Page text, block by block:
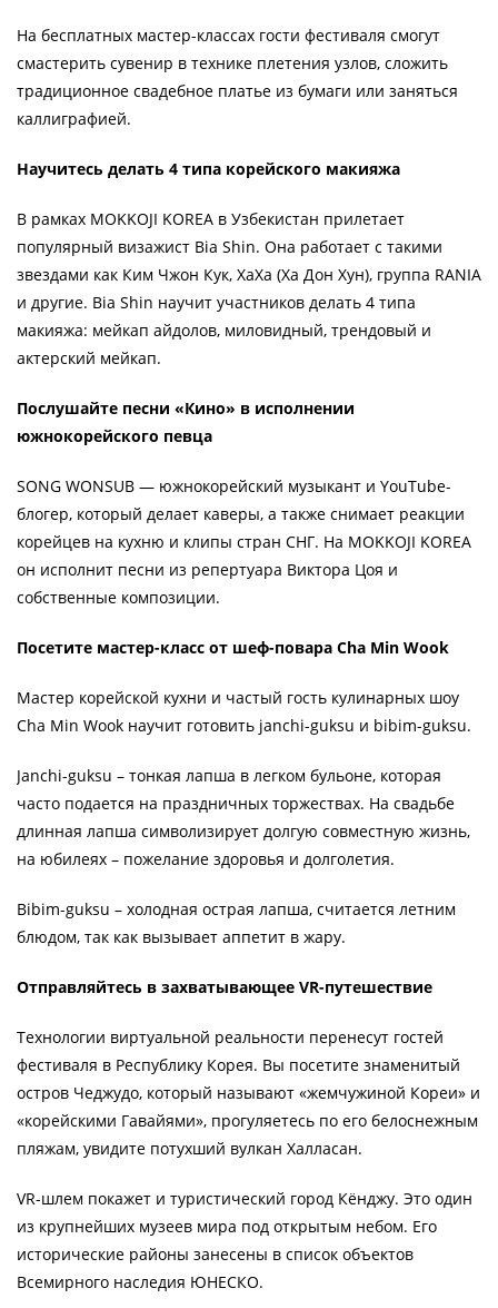
На бесплатных мастер-классах гости фестиваля смогут
смастерить сувенир в технике плетения узлов, сложить
традиционное свадебное платье из бумаги или заняться
каллиграфией.
Научитесь делать 4 типа корейского макияжа
В рамках MOKKOJI KOREA в Узбекистан прилетает
популярный визажист Bia Shin. Она работает с такими
звездами как Ким Чжон Кук, ХаХа (Ха Дон Хун), группа RANIA
и другие. Bia Shin научит участников делать 4 типа
макияжа: мейкап айдолов, миловидный, трендовый и
актерский мейкап.
Послушайте песни «Кино» в исполнении
южнокорейского певца
SONG WONSUB — южнокорейский музыкант и YouTube-
блогер, который делает каверы, а также снимает реакции
корейцев на кухню и клипы стран СНГ. На MOKKOJI KOREA
он исполнит песни из репертуара Виктора Цоя и
собственные композиции.
Посетите мастер-класс от шеф-повара Cha Min Wook
Мастер корейской кухни и частый гость кулинарных шоу
Cha Min Wook научит готовить janchi-guksu и bibim-guksu.
Janchi-guksu – тонкая лапша в легком бульоне, которая
часто подается на праздничных торжествах. На свадьбе
длинная лапша символизирует долгую совместную жизнь,
на юбилеях – пожелание здоровья и долголетия.
Bibim-guksu – холодная острая лапша, считается летним
блюдом, так как вызывает аппетит в жару.
Отправляйтесь в захватывающее VR-путешествие
Технологии виртуальной реальности перенесут гостей
фестиваля в Республику Корея. Вы посетите знаменитый
остров Чеджудо, который называют «жемчужиной Кореи» и
«корейскими Гавайями», прогуляетесь по его белоснежным
пляжам, увидите потухший вулкан Халласан.
VR-шлем покажет и туристический город Кёнджу. Это один
из крупнейших музеев мира под открытым небом. Его
исторические районы занесены в список объектов
Всемирного наследия ЮНЕСКО.